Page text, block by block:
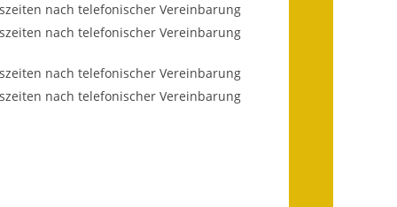
Schadensmeldung
Straßenbau
Landesstraße
nach telefonischer Vereinbarung
nach telefonischer Vereinbarung
nach telefonischer Vereinbarung
nach telefonischer Vereinbarung